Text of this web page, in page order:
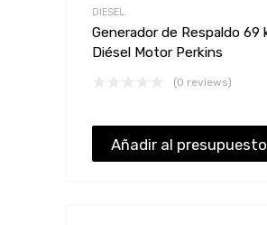
DIESEL
Generador de Respaldo 69
Diésel Motor Perkins
(0 reviews)
Añadir al presupuesto